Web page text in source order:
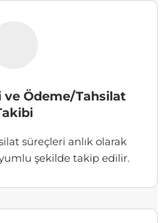
ve Ödeme/Tahsilat
süreçleri anlık olarak
şekilde takip edilir.